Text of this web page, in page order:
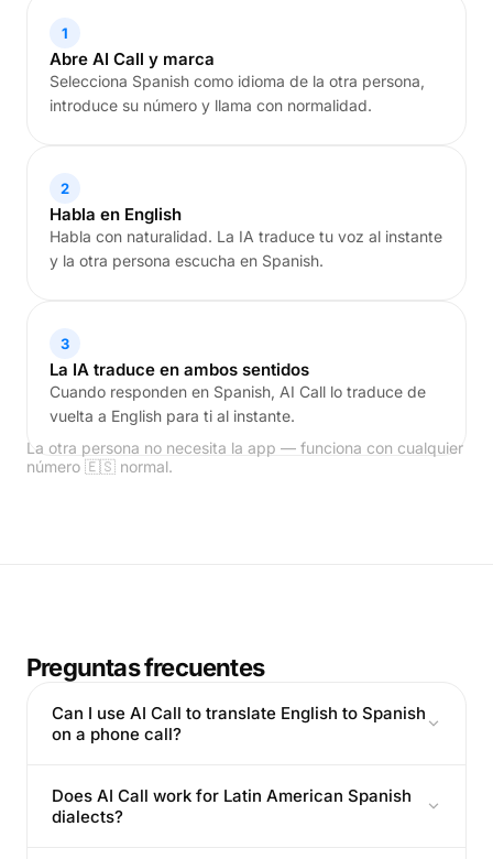
1
Abre AI Call y marca
Selecciona Spanish como idioma de la otra persona,
introduce su número y llama con normalidad.
2
Habla en English
Habla con naturalidad. La IA traduce tu voz al instante
y la otra persona escucha en Spanish.
3
La IA traduce en ambos sentidos
Cuando responden en Spanish, AI Call lo traduce de
vuelta a English para ti al instante.
La otra persona no necesita la app — funciona con cualquier
número 🇪🇸 normal.
Preguntas frecuentes
Can I use AI Call to translate English to Spanish
on a phone call?
Does AI Call work for Latin American Spanish
dialects?